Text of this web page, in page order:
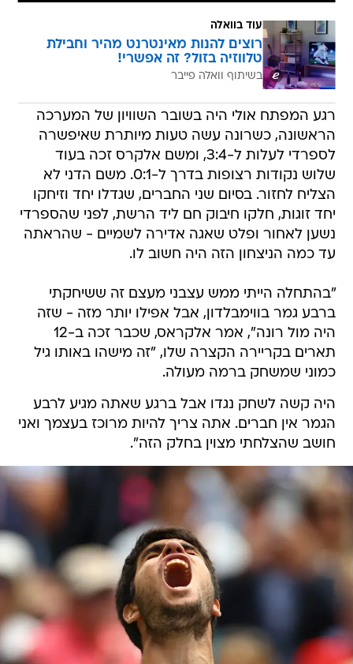
עוד בוואלה
רוצים להנות מאינטרנט מהיר וחבילת
טלווזיה בזול? זה אפשרי!
בשיתוף וואלה פייבר
רגע המפתח אולי היה בשובר השוויון של המערכה
הראשונה, כשרונה עשה טעות מיותרת שאיפשרה
לספרדי לעלות ל-3:4, ומשם אלקרס זכה בעוד
שלוש נקודות רצופות בדרך ל-0:1. משם הדני לא
הצליח לחזור. בסיום שני החברים, שגדלו יחד וזיחקו
יחד זוגות, חלקו חיבוק חם ליד הרשת, לפני שהספרדי
נשען לאחור ופלט שאגה אדירה לשמיים - שהראתה
עד כמה הניצחון הזה היה חשוב לו.
"בהתחלה הייתי ממש עצבני מעצם זה ששיחקתי
ברבע גמר בווימבלדון, אבל אפילו יותר מזה - שזה
היה מול רונה", אמר אלקראס, שכבר זכה ב-12
תארים בקריירה הקצרה שלו, "זה מישהו באותו גיל
כמוני שמשחק ברמה מעולה.
היה קשה לשחק נגדו אבל ברגע שאתה מגיע לרבע
הגמר אין חברים. אתה צריך להיות מרוכז בעצמך ואני
חושב שהצלחתי מצוין בחלק הזה".